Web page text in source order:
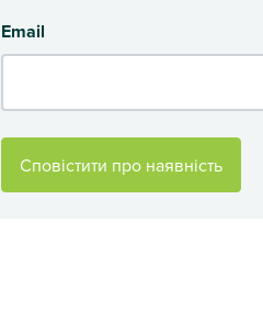
Email
Сповістити про наявність